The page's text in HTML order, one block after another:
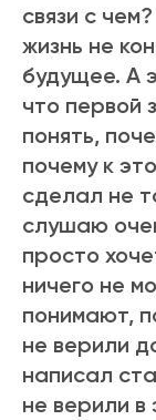
связи с
жизнь не
будущее. А
что первой
понять,
почему к
сделал не
слушаю
просто
ничего не
понимают,
не верили
написал
не верили